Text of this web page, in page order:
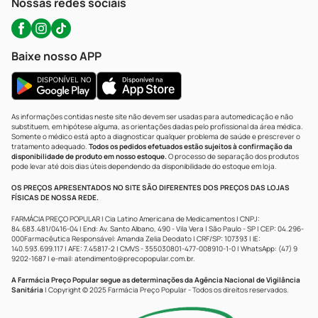
Baixe nosso APP
As informações contidas neste site não devem ser usadas para automedicação e não
substituem, em hipótese alguma, as orientações dadas pelo profissional da área médica.
Somente o médico está apto a diagnosticar qualquer problema de saúde e prescrever o
tratamento adequado. Todos os pedidos efetuados estão sujeitos à confirmação da
disponibilidade de produto em nosso estoque.O processo de separação dos produtos
pode levar até dois dias úteis dependendo da disponibilidade do estoque em loja.
OS PREÇOS APRESENTADOS NO SITE SÃO DIFERENTES DOS PREÇOS DAS LOJAS
FÍSICAS DE NOSSA REDE.
FARMÁCIA PREÇO POPULAR | Cia Latino Americana de Medicamentos | CNPJ:
84.683.481/0416-04 | End: Av. Santo Albano, 490 - Vila Vera | São Paulo - SP | CEP: 04.296-
000Farmacêutica Responsável: Amanda Zelia Deodato | CRF/SP: 107393 | IE:
140.593.699.117 | AFE: 7.45817-2 | CMVS - 355030801-477-008910-1-0 | WhatsApp: (47) 9
9202-1687 | e-mail: atendimento@precopopular.com.br.
A Farmácia Preço Popular segue as determinações da Agência Nacional de Vigilância
Sanitária | Copyright © 2025 Farmácia Preço Popular - Todos os direitos reservados.